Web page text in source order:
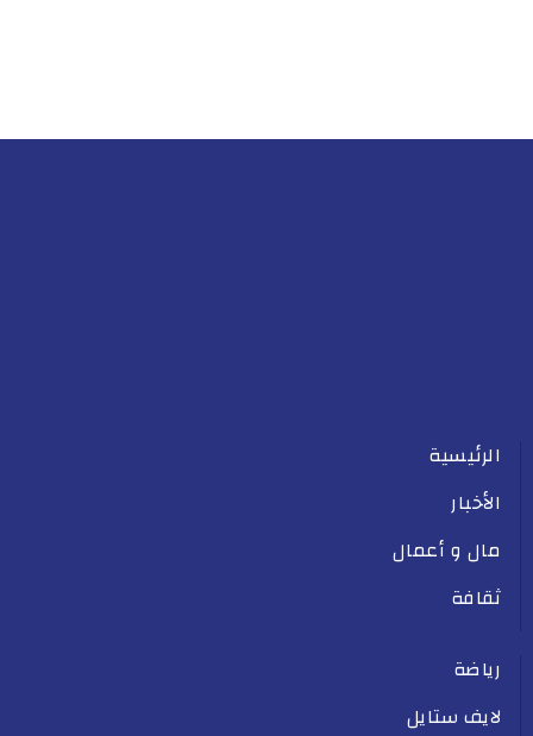
الرئيسية
الأخبار
مال و أعمال
ثقافة
رياضة
لايف ستايل